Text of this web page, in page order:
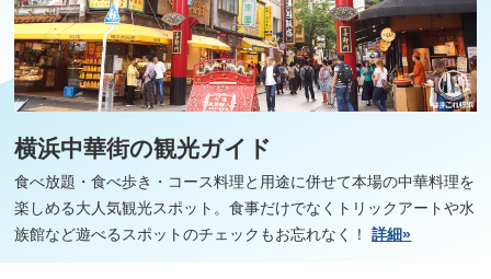
横浜中華街の観光ガイド
食べ放題・食べ歩き・コース料理と用途に併せて本場の中華料理を
楽しめる大人気観光スポット。食事だけでなくトリックアートや水
族館など遊べるスポットのチェックもお忘れなく！詳細»